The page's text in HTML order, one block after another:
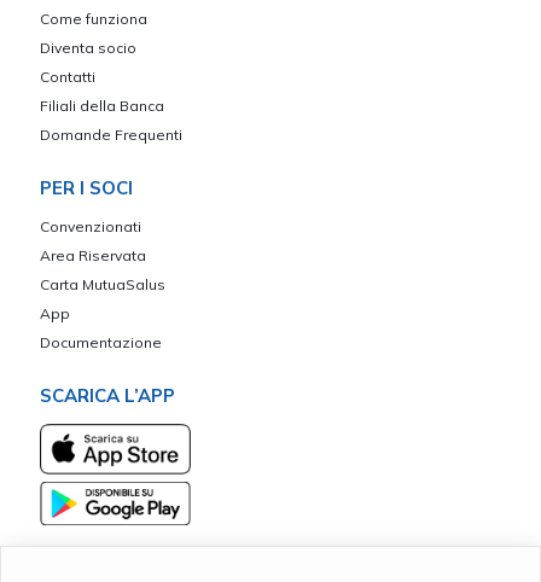
Come funziona
Diventa socio
Contatti
Filiali della Banca
Domande Frequenti
PER I SOCI
Convenzionati
Area Riservata
Carta MutuaSalus
App
Documentazione
SCARICA L’APP